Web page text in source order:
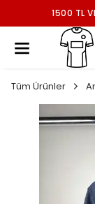
1500 TL
Tüm Ürünler